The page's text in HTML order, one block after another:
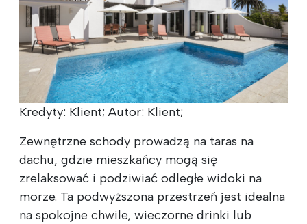
Kredyty: Klient; Autor: Klient;
Zewnętrzne schody prowadzą na taras na
dachu, gdzie mieszkańcy mogą się
zrelaksować i podziwiać odległe widoki na
morze. Ta podwyższona przestrzeń jest idealna
na spokojne chwile, wieczorne drinki lub